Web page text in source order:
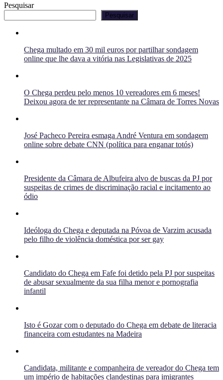
Pesquisar
Pesquisar
Chega multado em 30 mil euros por partilhar sondagem
online que lhe dava a vitória nas Legislativas de 2025
O Chega perdeu pelo menos 10 vereadores em 6 meses!
Deixou agora de ter representante na Câmara de Torres Novas
José Pacheco Pereira esmaga André Ventura em sondagem
online sobre debate CNN (política para enganar totós)
Presidente da Câmara de Albufeira alvo de buscas da PJ por
suspeitas de crimes de discriminação racial e incitamento ao
ódio
Ideóloga do Chega e deputada na Póvoa de Varzim acusada
pelo filho de violência doméstica por ser gay
Candidato do Chega em Fafe foi detido pela PJ por suspeitas
de abusar sexualmente da sua filha menor e pornografia
infantil
Isto é Gozar com o deputado do Chega em debate de literacia
financeira com estudantes na Madeira
Candidata, militante e companheira de vereador do Chega tem
um império de habitações clandestinas para imigrantes